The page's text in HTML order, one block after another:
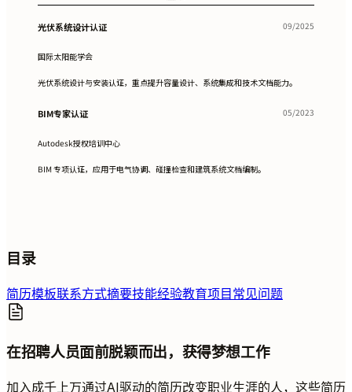
光伏系统设计认证 09/2025
国际太阳能学会
光伏系统设计与安装认证，重点提升容量设计、系统集成和技术文档能力。
BIM专家认证 05/2023
Autodesk授权培训中心
BIM 专项认证，应用于电气协调、碰撞检查和建筑系统文档编制。
目录
简历模板联系方式摘要技能经验教育项目常见问题
在招聘人员面前脱颖而出，获得梦想工作
加入成千上万通过AI驱动的简历改变职业生涯的人，这些简历